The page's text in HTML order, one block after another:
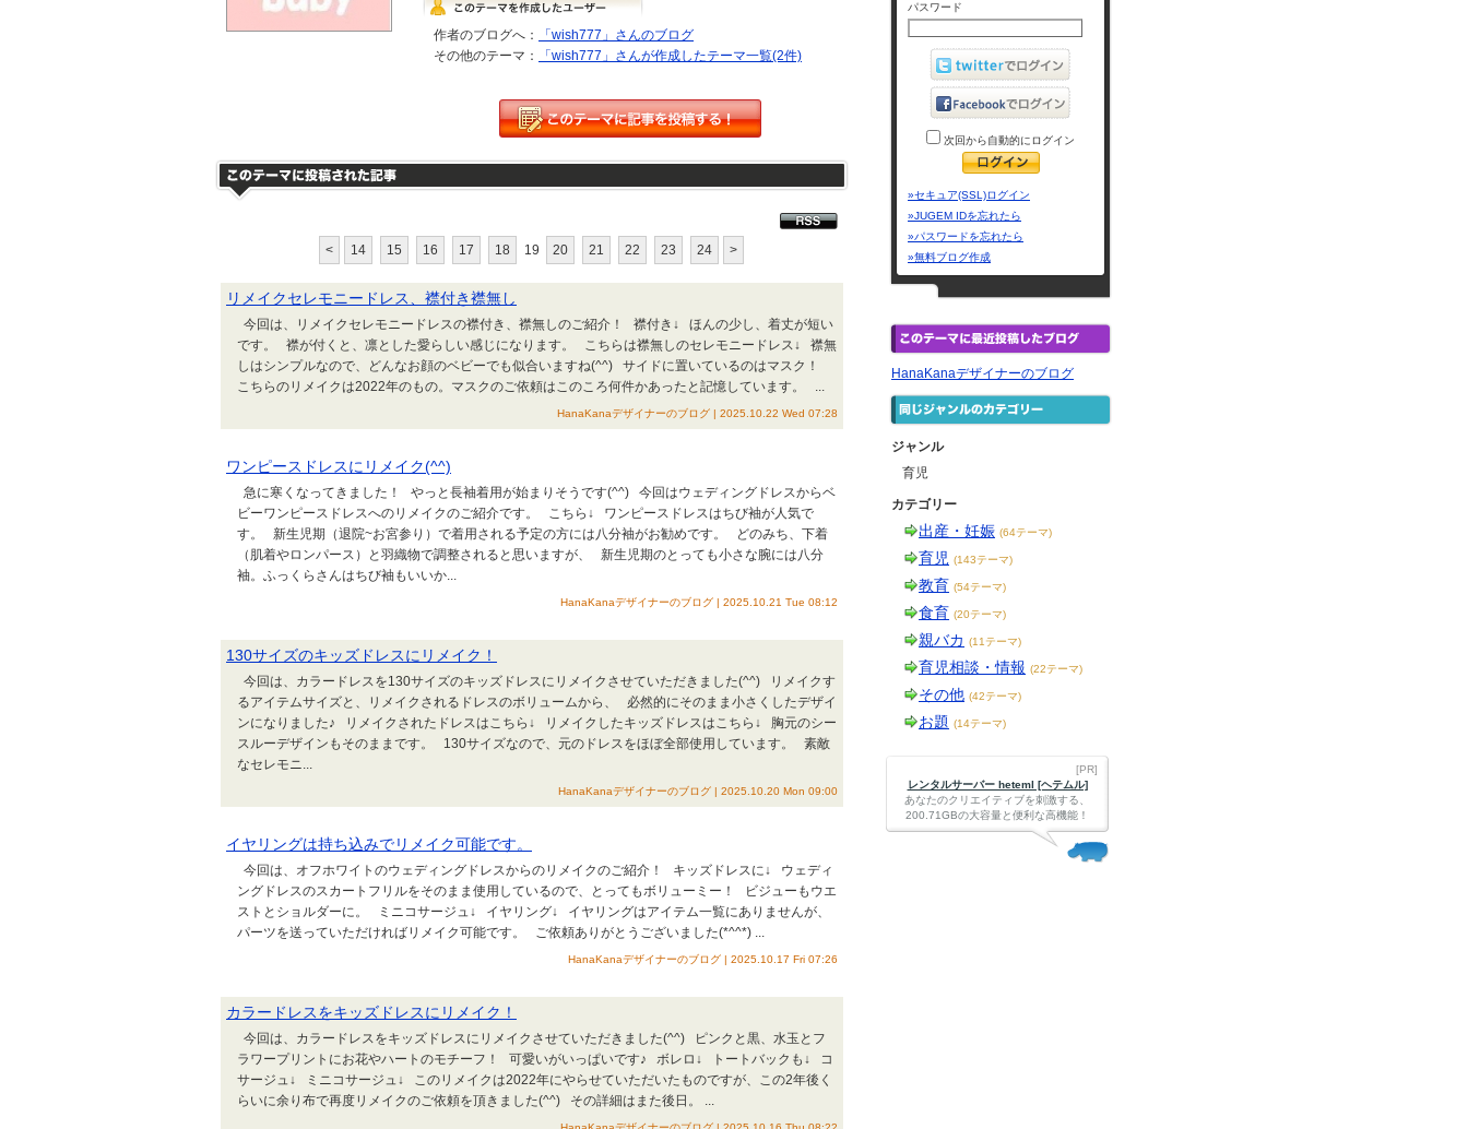
作者のブログへ：
「wish777」さんのブログ
その他のテーマ：
「wish777」さんが作成したテーマ一覧(2件)
< 14 15 16 17 18 19 20 21 22 23 24 >
リメイクセレモニードレス、襟付き襟無し
今回は、リメイクセレモニードレスの襟付き、襟無しのご紹介！ 襟付き↓ ほんの少し、着丈が短い
です。 襟が付くと、凛とした愛らしい感じになります。 こちらは襟無しのセレモニードレス↓ 襟無
しはシンプルなので、どんなお顔のベビーでも似合いますね(^^) サイドに置いているのはマスク！
こちらのリメイクは2022年のもの。マスクのご依頼はこのころ何件かあったと記憶しています。 ...
HanaKanaデザイナーのブログ | 2025.10.22 Wed 07:28
ワンピースドレスにリメイク(^^)
急に寒くなってきました！ やっと長袖着用が始まりそうです(^^) 今回はウェディングドレスからベ
ビーワンピースドレスへのリメイクのご紹介です。 こちら↓ ワンピースドレスはちび袖が人気で
す。 新生児期（退院~お宮参り）で着用される予定の方には八分袖がお勧めです。 どのみち、下着
（肌着やロンパース）と羽織物で調整されると思いますが、 新生児期のとっても小さな腕には八分
袖。ふっくらさんはちび袖もいいか...
HanaKanaデザイナーのブログ | 2025.10.21 Tue 08:12
130サイズのキッズドレスにリメイク！
今回は、カラードレスを130サイズのキッズドレスにリメイクさせていただきました(^^) リメイクす
るアイテムサイズと、リメイクされるドレスのボリュームから、 必然的にそのまま小さくしたデザイ
ンになりました♪ リメイクされたドレスはこちら↓ リメイクしたキッズドレスはこちら↓ 胸元のシー
スルーデザインもそのままです。 130サイズなので、元のドレスをほぼ全部使用しています。 素敵
なセレモニ...
HanaKanaデザイナーのブログ | 2025.10.20 Mon 09:00
イヤリングは持ち込みでリメイク可能です。
今回は、オフホワイトのウェディングドレスからのリメイクのご紹介！ キッズドレスに↓ ウェディ
ングドレスのスカートフリルをそのまま使用しているので、とってもボリューミー！ ビジューもウエ
ストとショルダーに。 ミニコサージュ↓ イヤリング↓ イヤリングはアイテム一覧にありませんが、
パーツを送っていただければリメイク可能です。 ご依頼ありがとうございました(*^^*) ...
HanaKanaデザイナーのブログ | 2025.10.17 Fri 07:26
カラードレスをキッズドレスにリメイク！
今回は、カラードレスをキッズドレスにリメイクさせていただきました(^^) ピンクと黒、水玉とフ
ラワープリントにお花やハートのモチーフ！ 可愛いがいっぱいです♪ ボレロ↓ トートバックも↓ コ
サージュ↓ ミニコサージュ↓ このリメイクは2022年にやらせていただいたものですが、この2年後く
らいに余り布で再度リメイクのご依頼を頂きました(^^) その詳細はまた後日。 ...
パスワード
次回から自動的にログイン
»セキュア(SSL)ログイン
»JUGEM IDを忘れたら
»パスワードを忘れたら
»無料ブログ作成
HanaKanaデザイナーのブログ
ジャンル
育児
カテゴリー
出産・妊娠 (64テーマ)
育児 (143テーマ)
教育 (54テーマ)
食育 (20テーマ)
親バカ (11テーマ)
育児相談・情報 (22テーマ)
その他 (42テーマ)
お題 (14テーマ)
[PR]
レンタルサーバー heteml [ヘテムル]
あなたのクリエイティブを刺激する、
200.71GBの大容量と便利な高機能！